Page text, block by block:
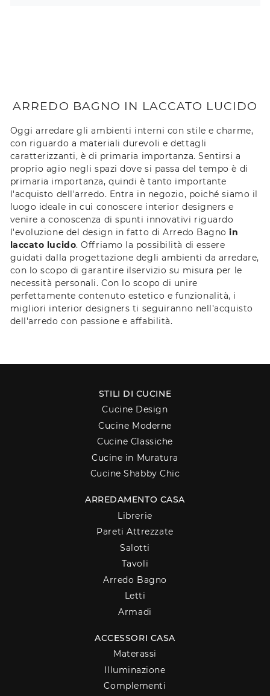
ARREDO BAGNO IN LACCATO LUCIDO
Oggi arredare gli ambienti interni con stile e charme,
con riguardo a materiali durevoli e dettagli
caratterizzanti, è di primaria importanza. Sentirsi a
proprio agio negli spazi dove si passa del tempo è di
primaria importanza, quindi è tanto importante
l'acquisto dell'arredo. Entra in negozio, poiché siamo il
luogo ideale in cui conoscere interior designers e
venire a conoscenza di spunti innovativi riguardo
l'evoluzione del design in fatto di Arredo Bagnoin
laccato lucido. Offriamo la possibilità di essere
guidati dalla progettazione degli ambienti da arredare,
con lo scopo di garantire ilservizio su misura per le
necessità personali. Con lo scopo di unire
perfettamente contenuto estetico e funzionalità, i
migliori interior designers ti seguiranno nell’acquisto
dell'arredo con passione e affabilità.
STILI DI CUCINE
Cucine Design
Cucine Moderne
Cucine Classiche
Cucine in Muratura
Cucine Shabby Chic
ARREDAMENTO CASA
Librerie
Pareti Attrezzate
Salotti
Tavoli
Arredo Bagno
Letti
Armadi
ACCESSORI CASA
Materassi
Illuminazione
Complementi